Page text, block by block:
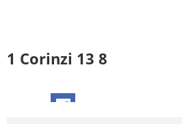
1 Corinzi 13 8